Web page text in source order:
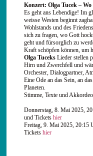
Konzert: Olga Tucek –
Es geht ans Lebendige! Im
weisse Westen beginnt
Wohlstands und des
sich zu fragen, wo Gott
geht und fürsorglich zu
Kraft schöpfen können, um
Olga TuceksLieder stellen
Hirn und Zwerchfell und
Orchester, Dialogpartner,
Eine Ode an das Sein, an
Planeten.
Stimme, Texte und
Donnerstag, 8. Mai 2025,
und Tickets hier
Freitag, 9. Mai 2025, 20:15
Tickets hier